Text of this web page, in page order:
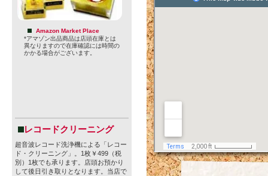
Amazon Market Place
*アマゾン出品商品は店頭在庫とは
異なりますので在庫確認には時間の
かかる場合がございます。
レコードクリーニング
超音波レコード洗浄機による「レコー
ド・クリーニング」。1枚￥499（税
別）1枚でも承ります。店頭お預かり
して後日引き取りとなります。当店で